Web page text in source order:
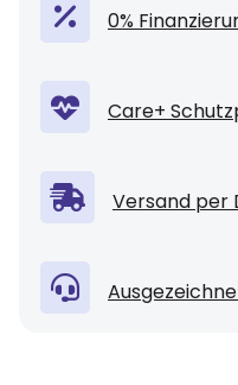
0%
Care+
Versand per